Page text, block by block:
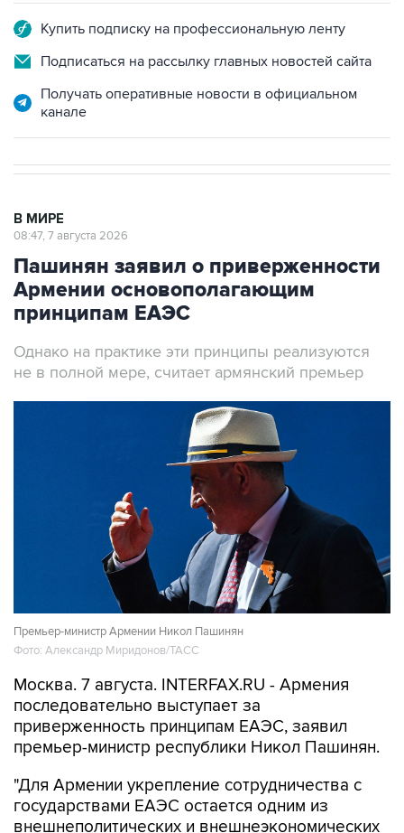
Купить подписку на профессиональную ленту
Подписаться на рассылку главных новостей сайта
Получать оперативные новости в официальном
канале
В МИРЕ
08:47, 7 августа 2026
Пашинян заявил о приверженности
Армении основополагающим
принципам ЕАЭС
Однако на практике эти принципы реализуются
не в полной мере, считает армянский премьер
Премьер-министр Армении Никол Пашинян
Фото: Александр Миридонов/ТАСС
Москва. 7 августа. INTERFAX.RU - Армения
последовательно выступает за
приверженность принципам ЕАЭС, заявил
премьер-министр республики Никол Пашинян.
"Для Армении укрепление сотрудничества с
государствами ЕАЭС остается одним из
внешнеполитических и внешнеэкономических